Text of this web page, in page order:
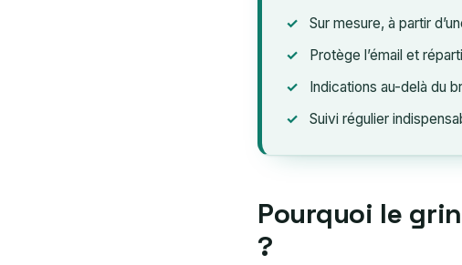
Sur mesure, à partir
Protège l’émail et
Indications au-delà du
Suivi régulier
Pourquoi le
?